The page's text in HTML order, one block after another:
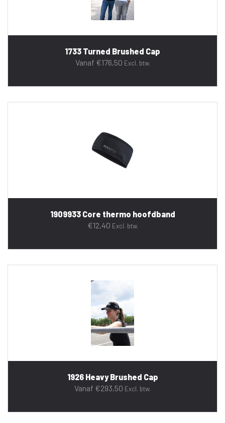
1733 Turned Brushed Cap
Vanaf €176,50 Excl. btw.
1909933 Core thermo hoofdband
€12,40 Excl. btw.
1926 Heavy Brushed Cap
Vanaf €293,50 Excl. btw.